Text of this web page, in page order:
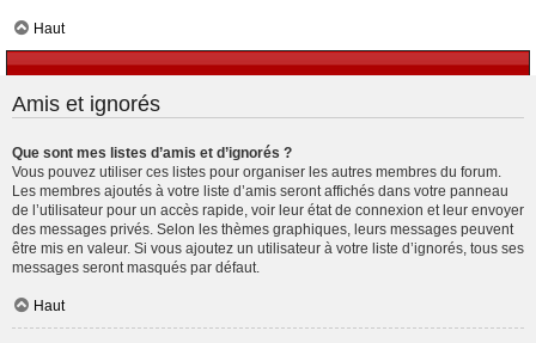
Haut
Amis et ignorés
Que sont mes listes d’amis et d’ignorés ?
Vous pouvez utiliser ces listes pour organiser les autres membres du forum.
Les membres ajoutés à votre liste d’amis seront affichés dans votre panneau
de l’utilisateur pour un accès rapide, voir leur état de connexion et leur envoyer
des messages privés. Selon les thèmes graphiques, leurs messages peuvent
être mis en valeur. Si vous ajoutez un utilisateur à votre liste d’ignorés, tous ses
messages seront masqués par défaut.
Haut